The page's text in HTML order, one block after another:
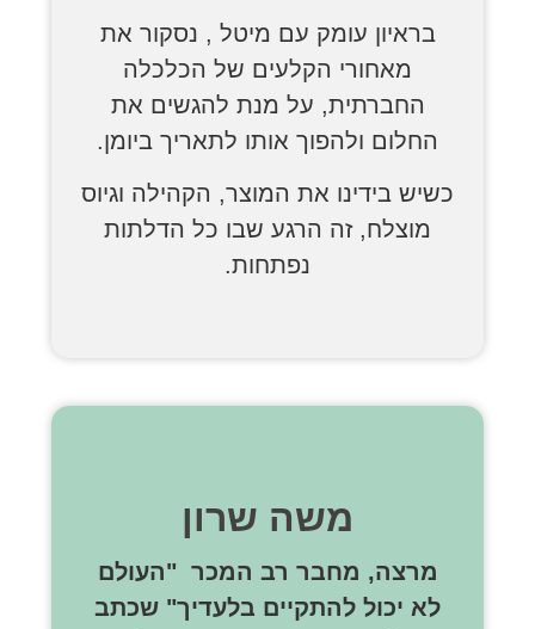
בראיון עומק עם מיטל , נסקור את
מאחורי הקלעים של הכלכלה
החברתית, על מנת להגשים את
החלום ולהפוך אותו לתאריך ביומן.
כשיש בידינו את המוצר, הקהילה וגיוס
מוצלח, זה הרגע שבו כל הדלתות
נפתחות.
משה שרון
מרצה, מחבר רב המכר "העולם
לא יכול להתקיים בלעדיך" שכתב